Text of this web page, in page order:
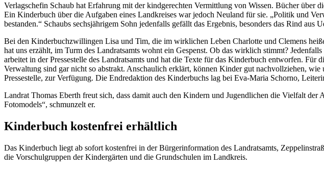
Verlagschefin Schaub hat Erfahrung mit der kindgerechten Vermittlung von Wissen. Bücher über
Ein Kinderbuch über die Aufgaben eines Landkreises war jedoch Neuland für sie. „Politik und
bestanden.“ Schaubs sechsjährigem Sohn jedenfalls gefällt das Ergebnis, besonders das Rind aus
Bei den Kinderbuchzwillingen Lisa und Tim, die im wirklichen Leben Charlotte und Clemens
hat uns erzählt, im Turm des Landratsamts wohnt ein Gespenst. Ob das wirklich stimmt?
arbeitet in der Pressestelle des Landratsamts und hat die Texte für das Kinderbuch entworfen.
Verwaltung sind gar nicht so abstrakt. Anschaulich erklärt, können Kinder gut nachvollziehen,
Pressestelle, zur Verfügung. Die Endredaktion des Kinderbuchs lag bei Eva-Maria Schorno,
Landrat Thomas Eberth freut sich, dass damit auch den Kindern und Jugendlichen die Vielfalt
Fotomodels“, schmunzelt er.
Kinderbuch kostenfrei erhältlich
Das Kinderbuch liegt ab sofort kostenfrei in der Bürgerinformation des Landratsamts,
die Vorschulgruppen der Kindergärten und die Grundschulen im Landkreis.